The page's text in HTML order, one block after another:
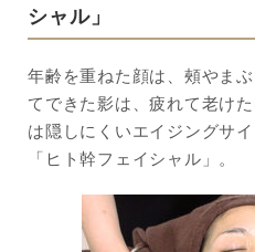
シャル」
年齢を重ねた顔は、頰やま
てできた影は、疲れて老け
は隠しにくいエイジングサ
「ヒト幹フェイシャル」。